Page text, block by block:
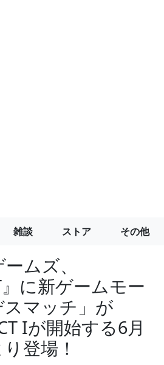
雑談 ストア その他
ムズ、
』に新ゲームモー
スマッチ」が
Iが開始する6月
登場！